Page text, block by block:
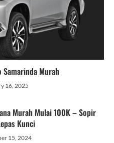
Samarinda Murah
16, 2025
Murah Mulai 100K – Sopir
Kunci
15, 2024